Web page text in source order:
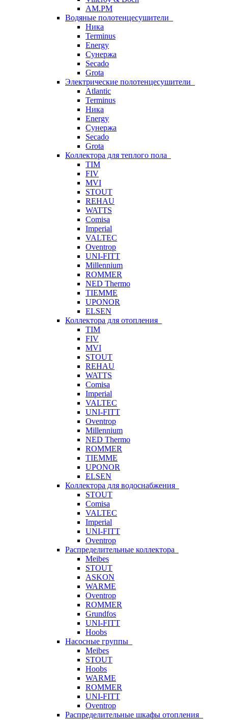
AM.PM
Водяные полотенцесушители
Ника
Terminus
Energy
Сунержа
Secado
Grota
Электрические полотенцесушители
Atlantic
Terminus
Ника
Energy
Сунержа
Secado
Grota
Коллектора для теплого пола
TIM
FIV
MVI
STOUT
REHAU
WATTS
Comisa
Imperial
VALTEC
Oventrop
UNI-FITT
Millennium
ROMMER
NED Thermo
TIEMME
UPONOR
ELSEN
Коллектора для отопления
TIM
FIV
MVI
STOUT
REHAU
WATTS
Comisa
Imperial
VALTEC
UNI-FITT
Oventrop
Millennium
NED Thermo
ROMMER
TIEMME
UPONOR
ELSEN
Коллектора для водоснабжения
STOUT
Comisa
VALTEC
Imperial
UNI-FITT
Oventrop
Распределительные коллектора
Meibes
STOUT
ASKON
WARME
Oventrop
ROMMER
Grundfos
UNI-FITT
Hoobs
Насосные группы
Meibes
STOUT
Hoobs
WARME
ROMMER
UNI-FITT
Oventrop
Распределительные шкафы отопления